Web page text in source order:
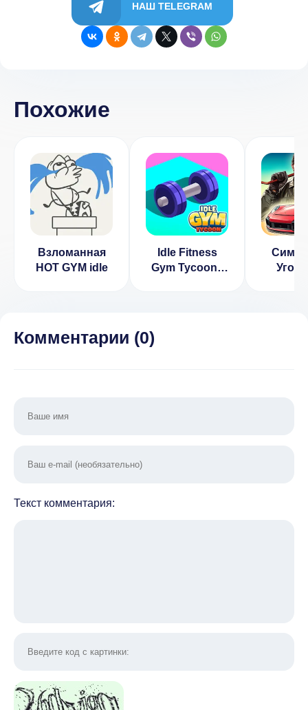
НАШ TELEGRAM
Похожие
Взломанная
HOT GYM idle
Idle Fitness
Gym Tycoon -
Комментарии (0)
Текст комментария: